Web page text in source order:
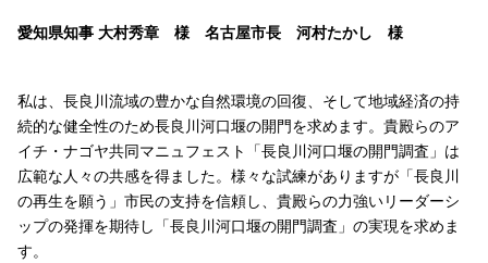
愛知県知事 大村秀章 様 名古屋市長 河村たかし 様
私は、長良川流域の豊かな自然環境の回復、そして地域経済の持
続的な健全性のため長良川河口堰の開門を求めます。貴殿らのア
イチ・ナゴヤ共同マニュフェスト「長良川河口堰の開門調査」は
広範な人々の共感を得ました。様々な試練がありますが「長良川
の再生を願う」市民の支持を信頼し、貴殿らの力強いリーダーシ
ップの発揮を期待し「長良川河口堰の開門調査」の実現を求めま
す。